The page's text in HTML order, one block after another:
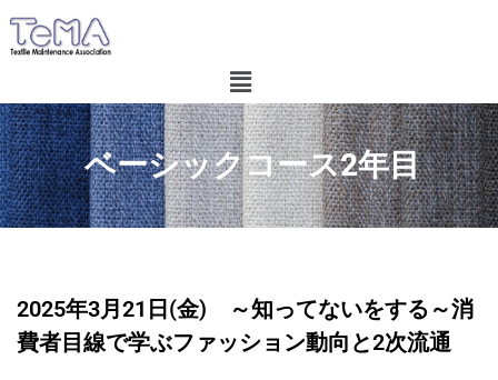
ベーシックコース2年目
2025年3月21日(金) ～知ってないをする～消
費者目線で学ぶファッション動向と2次流通